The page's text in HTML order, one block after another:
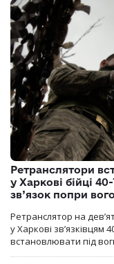
Ретранслятори
у Харкові бійці
зв’язок попри
Ретранслятор на
у Харкові зв’язківцям
встановлювати під